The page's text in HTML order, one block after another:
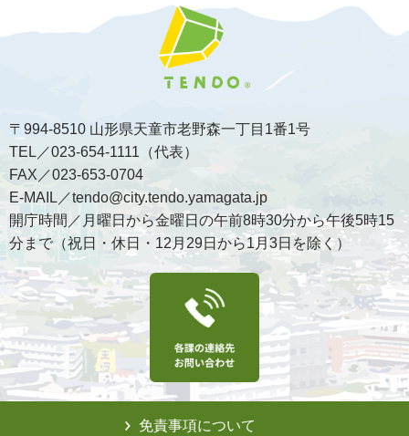
〒994-8510 山形県天童市老野森一丁目1番1号
TEL／023-654-1111（代表）
FAX／023-653-0704
E-MAIL／tendo@city.tendo.yamagata.jp
開庁時間／月曜日から金曜日の午前8時30分から午後5時15
分まで（祝日・休日・12月29日から1月3日を除く）
免責事項について